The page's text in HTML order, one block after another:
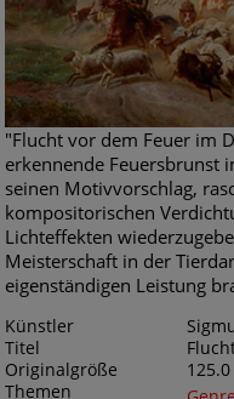
"Flucht vor dem Feuer im
erkennende Feuersbrunst
seinen Motivvorschlag,
kompositorischen
Lichteffekten
Meisterschaft in der
eigenständigen Leistung
Künstler
Titel
Originalgröße
Themen